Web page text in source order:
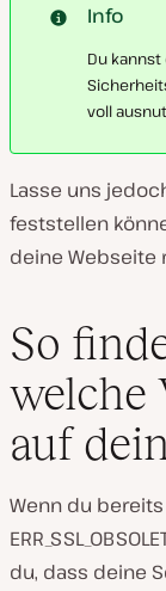
Info
Du
voll
Lasse uns
feststellen
deine Webseite
So
welche
auf
Wenn du
du, dass deine